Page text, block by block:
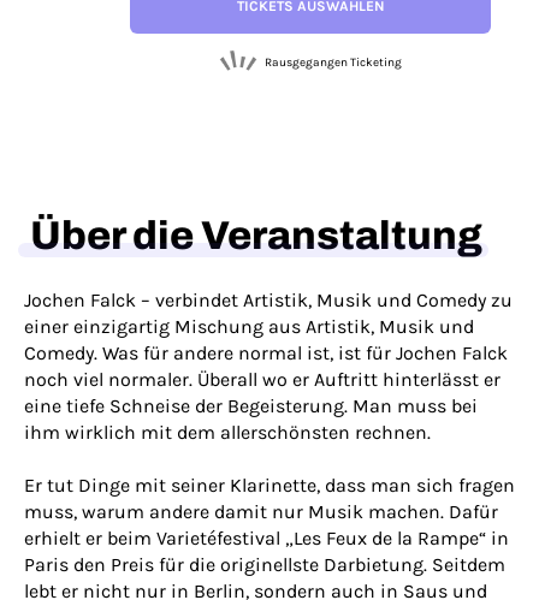
TICKETS AUSWÄHLEN
Rausgegangen Ticketing
Über die Veranstaltung
Jochen Falck – verbindet Artistik, Musik und Comedy zu
einer einzigartig Mischung aus Artistik, Musik und
Comedy. Was für andere normal ist, ist für Jochen Falck
noch viel normaler. Überall wo er Auftritt hinterlässt er
eine tiefe Schneise der Begeisterung. Man muss bei
ihm wirklich mit dem allerschönsten rechnen.
Er tut Dinge mit seiner Klarinette, dass man sich fragen
muss, warum andere damit nur Musik machen. Dafür
erhielt er beim Varietéfestival „Les Feux de la Rampe“ in
Paris den Preis für die originellste Darbietung. Seitdem
lebt er nicht nur in Berlin, sondern auch in Saus und